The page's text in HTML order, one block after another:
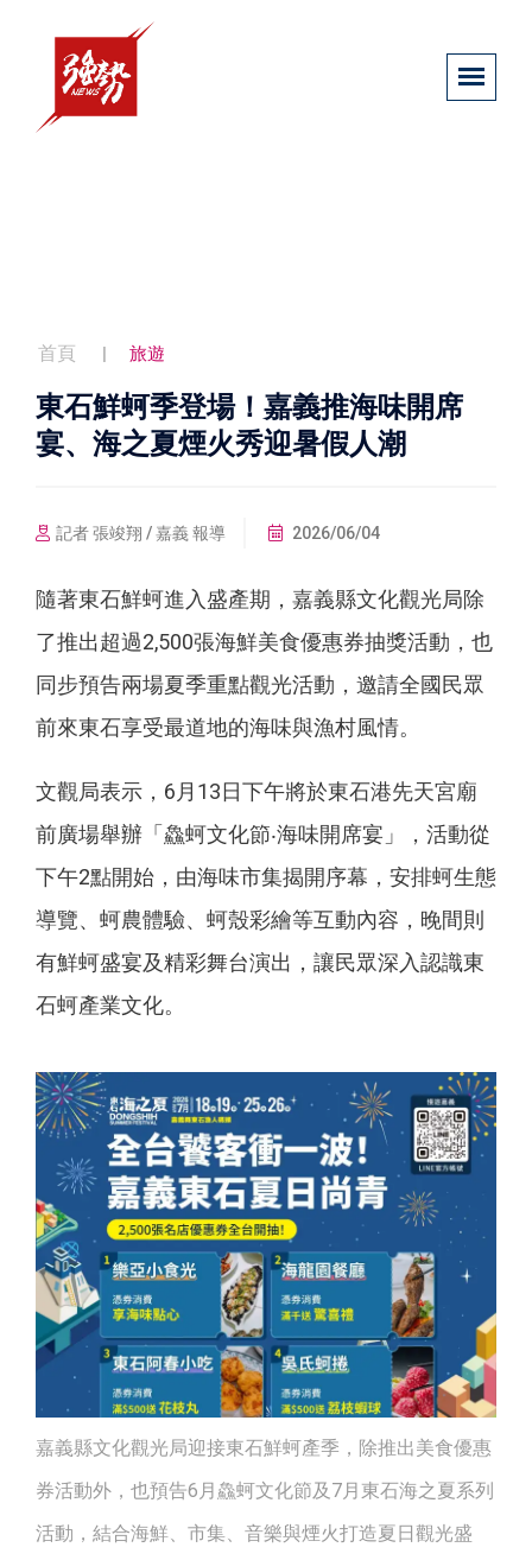
首頁 旅遊
東石鮮蚵季登場！嘉義推海味開席
宴、海之夏煙火秀迎暑假人潮
記者 張竣翔 / 嘉義 報導 2026/06/04
隨著東石鮮蚵進入盛產期，嘉義縣文化觀光局除
了推出超過2,500張海鮮美食優惠券抽獎活動，也
同步預告兩場夏季重點觀光活動，邀請全國民眾
前來東石享受最道地的海味與漁村風情。
文觀局表示，6月13日下午將於東石港先天宮廟
前廣場舉辦「鱻蚵文化節‧海味開席宴」，活動從
下午2點開始，由海味市集揭開序幕，安排蚵生態
導覽、蚵農體驗、蚵殼彩繪等互動內容，晚間則
有鮮蚵盛宴及精彩舞台演出，讓民眾深入認識東
石蚵產業文化。
嘉義縣文化觀光局迎接東石鮮蚵產季，除推出美食優惠
券活動外，也預告6月鱻蚵文化節及7月東石海之夏系列
活動，結合海鮮、市集、音樂與煙火打造夏日觀光盛